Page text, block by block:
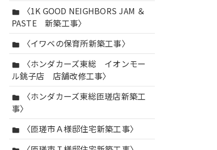
folder
〈1K GOOD NEIGHBORS JAM ＆
PASTE 新築工事〉
folder 〈イワベの保育所新築工事〉
folder
〈ホンダカーズ東総 イオンモー
ル銚子店 店舗改修工事〉
folder
〈ホンダカーズ東総匝瑳店新築工
事〉
folder 〈匝瑳市Ａ様邸住宅新築工事〉